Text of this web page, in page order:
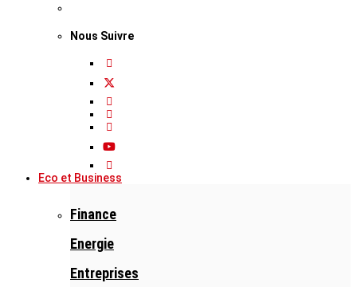
Nous Suivre
Eco et Business
Finance
Energie
Entreprises